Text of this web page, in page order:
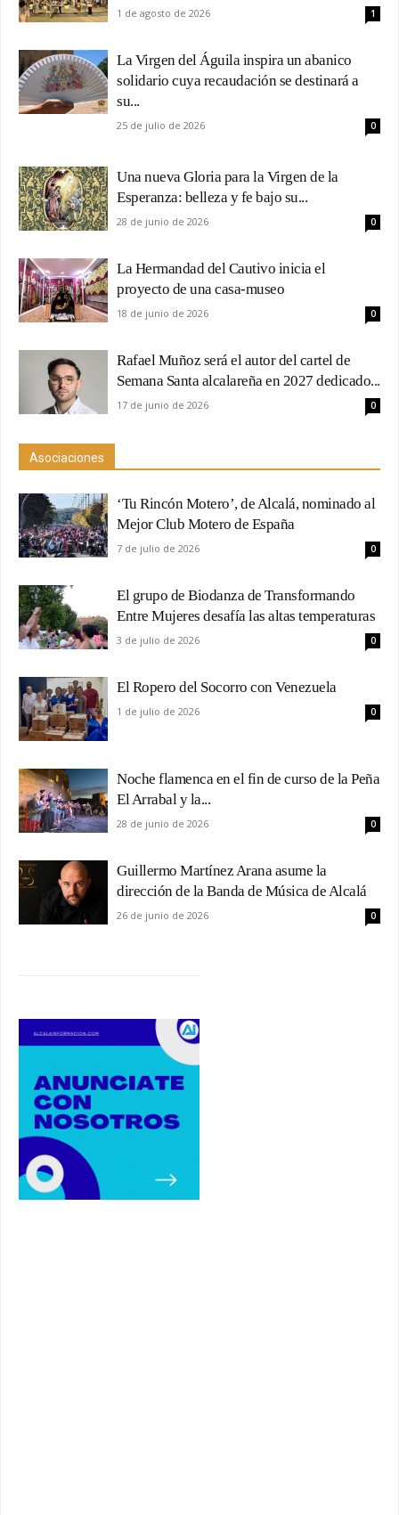
1 de agosto de 2026 1
La Virgen del Águila inspira un abanico
solidario cuya recaudación se destinará a
su...
25 de julio de 2026 0
Una nueva Gloria para la Virgen de la
Esperanza: belleza y fe bajo su...
28 de junio de 2026 0
La Hermandad del Cautivo inicia el
proyecto de una casa-museo
18 de junio de 2026 0
Rafael Muñoz será el autor del cartel de
Semana Santa alcalareña en 2027 dedicado...
17 de junio de 2026 0
Asociaciones
‘Tu Rincón Motero’, de Alcalá, nominado al
Mejor Club Motero de España
7 de julio de 2026 0
El grupo de Biodanza de Transformando
Entre Mujeres desafía las altas temperaturas
3 de julio de 2026 0
El Ropero del Socorro con Venezuela
1 de julio de 2026 0
Noche flamenca en el fin de curso de la Peña
El Arrabal y la...
28 de junio de 2026 0
Guillermo Martínez Arana asume la
dirección de la Banda de Música de Alcalá
26 de junio de 2026 0